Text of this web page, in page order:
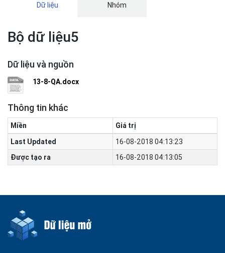
Dữ liệu Nhóm
Bộ dữ liệu5
Dữ liệu và nguồn
13-8-QA.docx
Thông tin khác
Miền
Giá trị
Last Updated
16-08-2018 04:13:23
Được tạo ra
16-08-2018 04:13:05